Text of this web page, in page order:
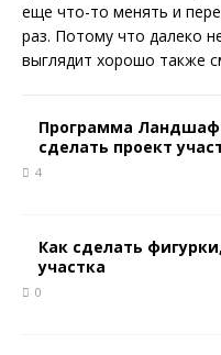
еще что-то менять и
раз. Потому что далеко
выглядит хорошо также
Программа
сделать проект
4
Как сделать
участка
0